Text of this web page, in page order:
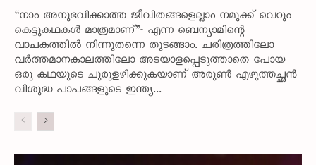
“നാം അനുഭവിക്കാത്ത ജീവിതങ്ങളെല്ലാം നമുക്ക് വെറും
കെട്ടുകഥകൾ മാത്രമാണ്”- എന്ന ബെന്യാമിന്റെ
വാചകത്തിൽ നിന്നുതന്നെ തുടങ്ങാം. ചരിത്രത്തിലോ
വർത്തമാനകാലത്തിലോ അടയാളപ്പെടുത്താതെ പോയ
ഒരു കഥയുടെ ചുരുളഴിക്കുകയാണ് അരുൺ എഴുത്തച്ഛൻ
വിശുദ്ധ പാപങ്ങളുടെ ഇന്ത്യ...